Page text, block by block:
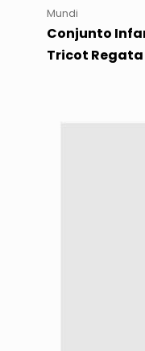
Mundi
Conjunto
Tricot Regata